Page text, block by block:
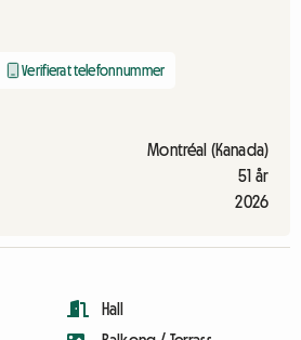
Verifierat telefonnummer
Montréal (Kanada)
51 år
2026
Hall